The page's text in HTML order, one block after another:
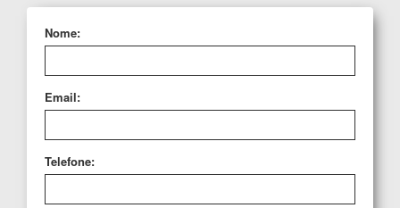
Nome:
Email:
Telefone: